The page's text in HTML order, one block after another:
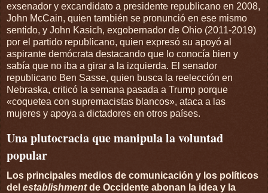
exsenador y excandidato a presidente republicano en 2008,
John McCain, quien también se pronunció en ese mismo
sentido, y John Kasich, exgobernador de Ohio (2011-2019)
por el partido republicano, quien expresó su apoyó al
aspirante demócrata destacando que lo conocía bien y
sabía que no iba a girar a la izquierda. El senador
republicano Ben Sasse, quien busca la reelección en
Nebraska, criticó la semana pasada a Trump porque
«coquetea con supremacistas blancos», ataca a las
mujeres y apoya a dictadores en otros países.
Una plutocracia que manipula la voluntad
popular
Los principales medios de comunicación y los políticos
del establishmentde Occidente abonan la idea y la